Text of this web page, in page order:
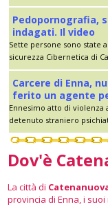
Pedopornografia,
indagati. Il video
Sette persone sono state
sicurezza Cibernetica di
Carcere di Enna,
ferito un agente
Ennesimo atto di violenza
detenuto straniero
Dov'è
La città di
provincia di Enna, i